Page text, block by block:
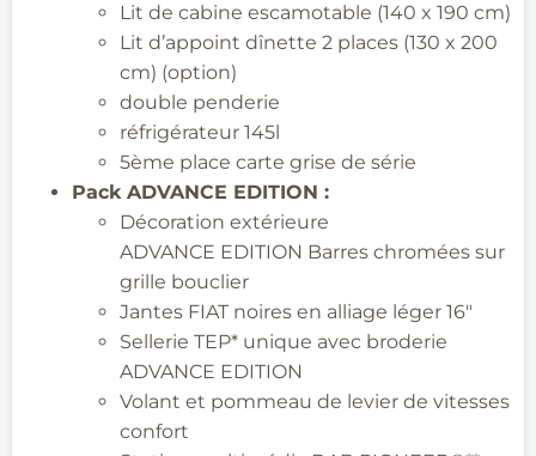
Lit de cabine escamotable (140 x 190 cm)
Lit d’appoint dînette 2 places (130 x 200
cm) (option)
double penderie
réfrigérateur 145l
5ème place carte grise de série
Pack ADVANCE EDITION :
Décoration extérieure
ADVANCE EDITION Barres chromées sur
grille bouclier
Jantes FIAT noires en alliage léger 16″
Sellerie TEP* unique avec broderie
ADVANCE EDITION
Volant et pommeau de levier de vitesses
confort